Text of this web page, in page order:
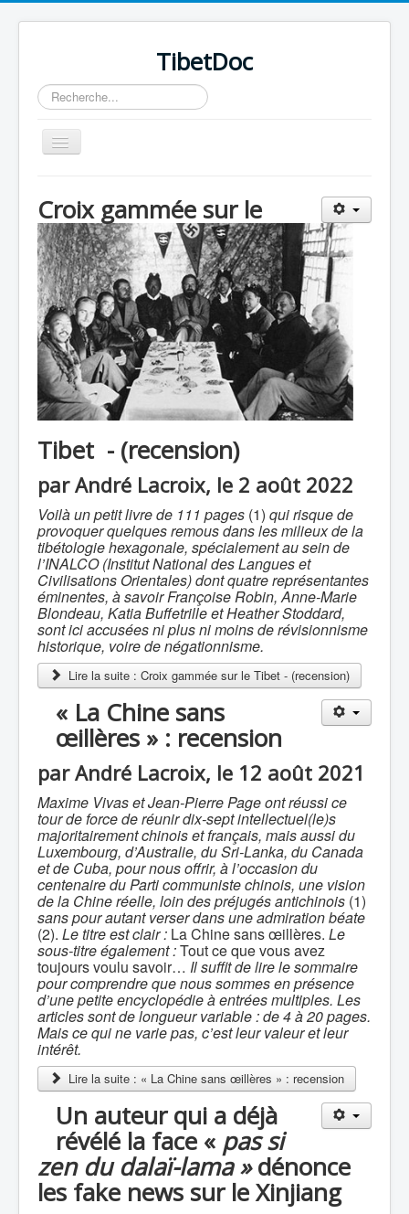
TibetDoc
Rechercher
Basculer
la
Croix gammée sur le
Tibet - (recension)
par André Lacroix, le 2 août 2022
Voilà un petit livre de 111 pages (1) qui risque de
provoquer quelques remous dans les milieux de la
tibétologie hexagonale, spécialement au sein de
l’INALCO (Institut National des Langues et
Civilisations Orientales) dont quatre représentantes
éminentes, à savoir Françoise Robin, Anne-Marie
Blondeau, Katia Buffetrille et Heather Stoddard,
sont ici accusées ni plus ni moins de révisionnisme
historique, voire de négationnisme.
Lire la suite : Croix gammée sur le Tibet - (recension)
« La Chine sans
œillères » : recension
par André Lacroix, le 12 août 2021
Maxime Vivas et Jean-Pierre Page ont réussi ce
tour de force de réunir dix-sept intellectuel(le)s
majoritairement chinois et français, mais aussi du
Luxembourg, d’Australie, du Sri-Lanka, du Canada
et de Cuba, pour nous offrir, à l’occasion du
centenaire du Parti communiste chinois, une vision
de la Chine réelle, loin des préjugés antichinois (1)
sans pour autant verser dans une admiration béate
(2). Le titre est clair : La Chine sans œillères. Le
sous-titre également :Tout ce que vous avez
toujours voulu savoir… Il suffit de lire le sommaire
pour comprendre que nous sommes en présence
d’une petite encyclopédie à entrées multiples. Les
articles sont de longueur variable : de 4 à 20 pages.
Mais ce qui ne varie pas, c’est leur valeur et leur
intérêt.
Lire la suite : « La Chine sans œillères » : recension
Un auteur qui a déjà
révélé la face « pas si
zen du dalaï-lama »dénonce
les fake news sur le Xinjiang